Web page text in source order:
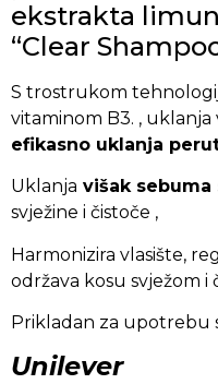
ekstrakta
“Clear
S trostrukom
vitaminom B3. , uklanja
efikasno uklanja
Uklanja višak sebuma
svježine i čistoče ,
Harmonizira vlasište,
održava kosu svježom i
Prikladan za upotrebu
Unilever